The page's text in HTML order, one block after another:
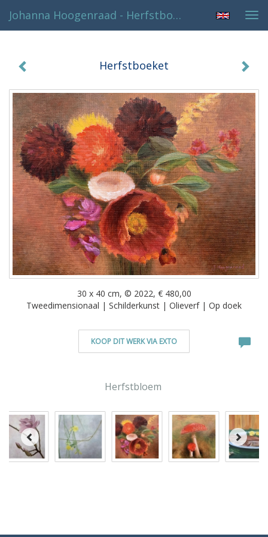
Johanna Hoogenraad - Herfstboeket
Herfstboeket
30 x 40 cm, © 2022, € 480,00
Tweedimensionaal | Schilderkunst | Olieverf | Op doek
KOOP DIT WERK VIA EXTO
Herfstbloem